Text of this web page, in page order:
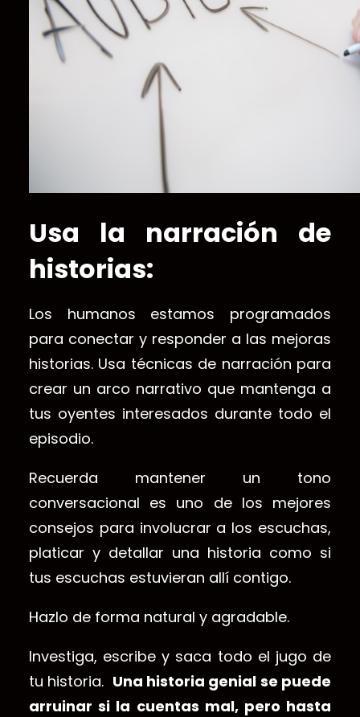
Usa la narración de
historias:
Los humanos estamos programados
para conectar y responder a las mejoras
historias. Usa técnicas de narración para
crear un arco narrativo que mantenga a
tus oyentes interesados durante todo el
episodio.
Recuerda mantener un tono
conversacional es uno de los mejores
consejos para involucrar a los escuchas,
platicar y detallar una historia como si
tus escuchas estuvieran allí contigo.
Hazlo de forma natural y agradable.
Investiga, escribe y saca todo el jugo de
tu historia. Una historia genial se puede
arruinar si la cuentas mal, pero hasta